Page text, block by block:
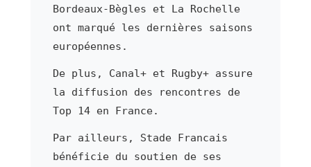
Bordeaux-Bègles et La Rochelle
ont marqué les dernières saisons
européennes.
De plus, Canal+ et Rugby+ assure
la diffusion des rencontres de
Top 14 en France.
Par ailleurs, Stade Francais
bénéficie du soutien de ses